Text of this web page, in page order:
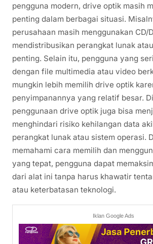
pengguna modern, drive optik masih
penting dalam berbagai situasi.
perusahaan masih menggunakan CD/
mendistribusikan perangkat lunak
penting. Selain itu, pengguna yang
dengan file multimedia atau video
mungkin lebih memilih drive optik
penyimpanannya yang relatif besar.
penggunaan drive optik juga bisa
menghindari risiko kehilangan data
perangkat lunak atau sistem operasi.
memahami cara memilih dan
yang tepat, pengguna dapat
dari alat ini tanpa harus khawatir
atau keterbatasan teknologi.
Iklan Google Ads